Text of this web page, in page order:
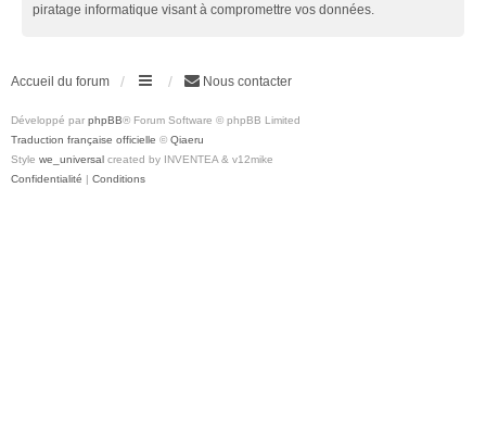
piratage informatique visant à compromettre vos données.
Accueil du forum Nous contacter
Développé par phpBB® Forum Software © phpBB Limited
Traduction française officielle © Qiaeru
Style we_universal created by INVENTEA & v12mike
Confidentialité | Conditions